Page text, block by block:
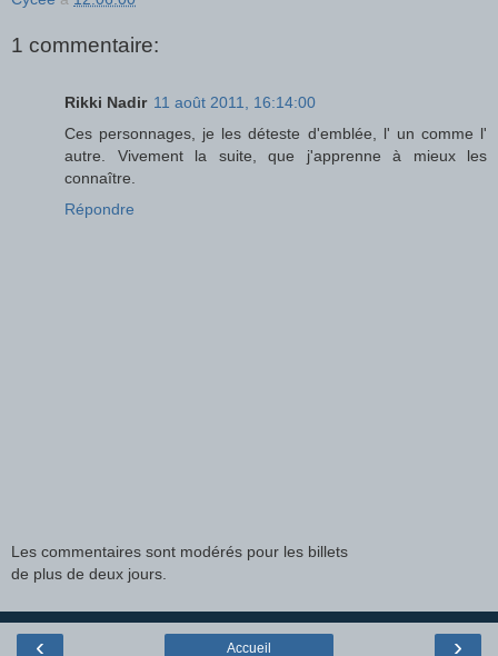
1 commentaire:
Rikki Nadir 11 août 2011, 16:14:00
Ces personnages, je les déteste d'emblée, l' un comme l'
autre. Vivement la suite, que j'apprenne à mieux les
connaître.
Répondre
Les commentaires sont modérés pour les billets
de plus de deux jours.
‹ ›
Accueil